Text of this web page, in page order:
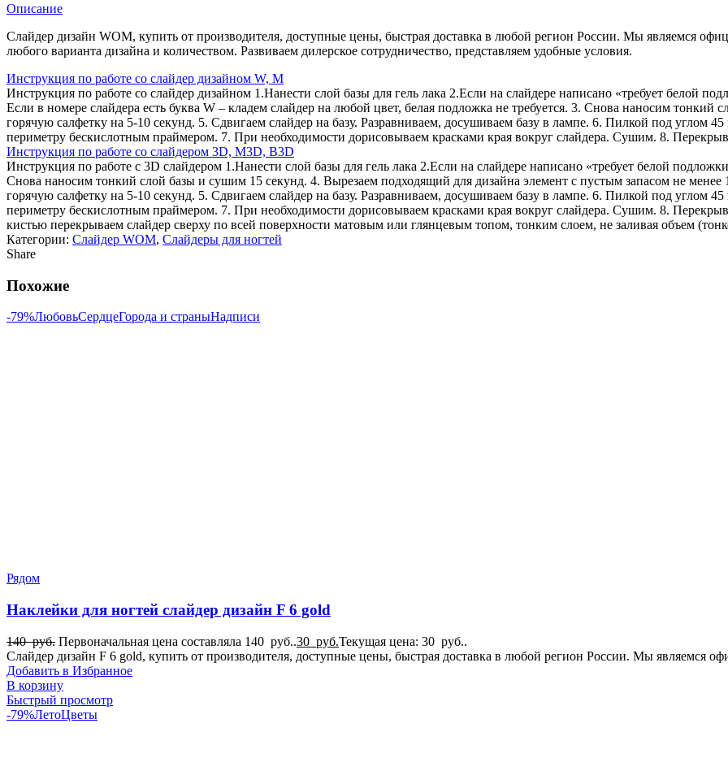
Описание
Слайдер дизайн WOM, купить от производителя, доступные цены, быстрая доставка в любой регион России. Мы являемся
любого варианта дизайна и количеством. Развиваем дилерское сотрудничество, представляем удобные условия.
Инструкция по работе со слайдер дизайном W, M
Инструкция по работе со слайдер дизайном 1.Нанести слой базы для гель лака 2.Если на слайдере написано «требует белой
Если в номере слайдера есть буква W – кладем слайдер на любой цвет, белая подложка не требуется. 3. Снова наносим
горячую салфетку на 5-10 секунд. 5. Сдвигаем слайдер на базу. Разравниваем, досушиваем базу в лампе. 6. Пилкой под углом
периметру бескислотным праймером. 7. При необходимости дорисовываем красками края вокруг слайдера. Сушим. 8.
Инструкция по работе со слайдером 3D, М3D, B3D
Инструкция по работе с 3D слайдером 1.Нанести слой базы для гель лака 2.Если на слайдере написано «требует белой
Снова наносим тонкий слой базы и сушим 15 секунд. 4. Вырезаем подходящий для дизайна элемент с пустым запасом не
горячую салфетку на 5-10 секунд. 5. Сдвигаем слайдер на базу. Разравниваем, досушиваем базу в лампе. 6. Пилкой под углом
периметру бескислотным праймером. 7. При необходимости дорисовываем красками края вокруг слайдера. Сушим. 8.
кистью перекрываем слайдер сверху по всей поверхности матовым или глянцевым топом, тонким слоем, не заливая объем
Категории: Слайдер WOM, Слайдеры для ногтей
Share
Похожие
-79%ЛюбовьСердцеГорода и страныНадписи
Рядом
Наклейки для ногтей слайдер дизайн F 6 gold
140руб. Первоначальная цена составляла 140 руб..30 руб.Текущая цена: 30 руб..
Слайдер дизайн F 6 gold, купить от производителя, доступные цены, быстрая доставка в любой регион России. Мы являемся
Добавить в Избранное
В корзину
Быстрый просмотр
-79%ЛетоЦветы